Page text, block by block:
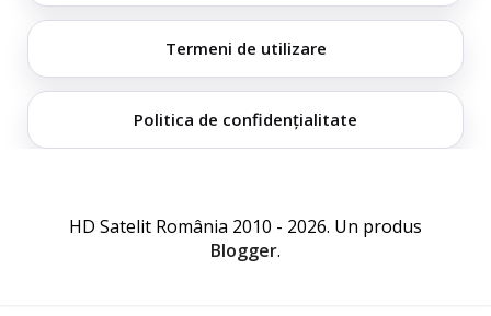
Termeni de utilizare
Politica de confidențialitate
HD Satelit România 2010 - 2026. Un produs
Blogger.